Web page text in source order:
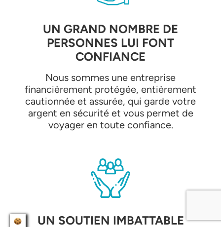
UN GRAND NOMBRE DE
PERSONNES LUI FONT
CONFIANCE
Nous sommes une entreprise
financièrement protégée, entièrement
cautionnée et assurée, qui garde votre
argent en sécurité et vous permet de
voyager en toute confiance.
UN SOUTIEN IMBATTABLE